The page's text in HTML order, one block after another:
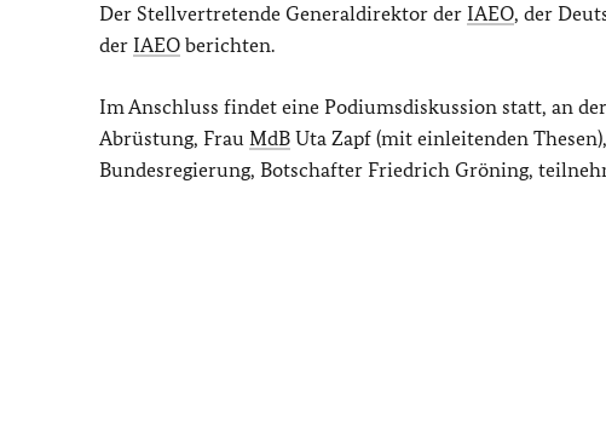
Der Stellvertretende Generaldirektor der IAEO, der
der IAEO berichten.
Im Anschluss findet eine Podiumsdiskussion statt, an
Abrüstung, Frau MdB Uta Zapf (mit einleitenden
Bundesregierung, Botschafter Friedrich Gröning,